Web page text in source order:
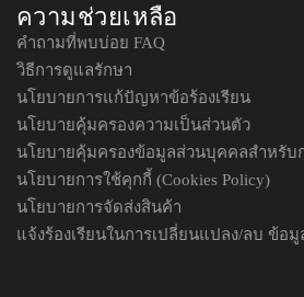
ความช่วยเหลือ
คำถามที่พบบ่อย FAQ
วิธีการดูแลรักษา
นโยบายการแก้ปัญหาข้อร้องเรียน
นโยบายคุ้มครองความเป็นส่วนตัว
นโยบายคุ้มครองข้อมูลส่วนบุคคลสำหรับ
นโยบายการใช้คุกกี้ (Cookies Policy)
นโยบายการจัดส่งสินค้า
แจ้งร้องเรียนในการเปลี่ยนแปลง/ลบ ข้อ